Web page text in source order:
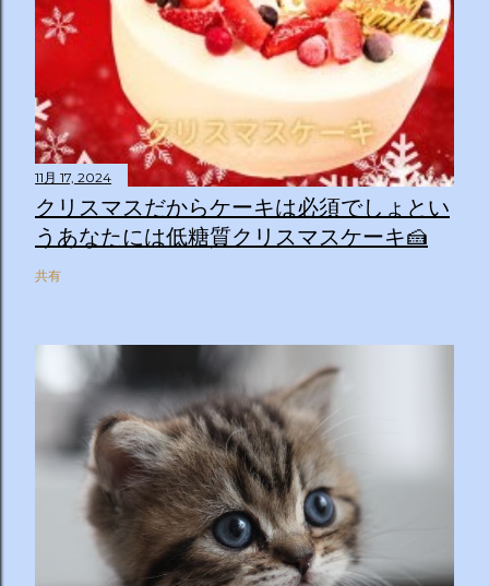
11月 17, 2024
クリスマスだからケーキは必須でしょとい
うあなたには低糖質クリスマスケーキ🍰
共有